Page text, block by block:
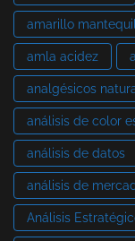
amarillo
amla acidez
analgésicos
análisis de color
análisis de datos
análisis de
Análisis